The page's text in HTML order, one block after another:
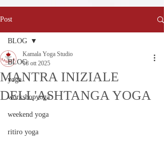
Post
BLOG
yoga
workshopyoga
weekend yoga
ritiro yoga
BLOG
MANTRA INIZIALE
DELL'ASHTANGA YOGA
Kamala Yoga Studio
18 ott 2025